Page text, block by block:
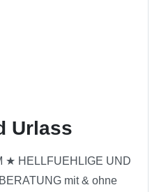
Urlass
★ HELLFUEHLIGE UND
mit & ohne